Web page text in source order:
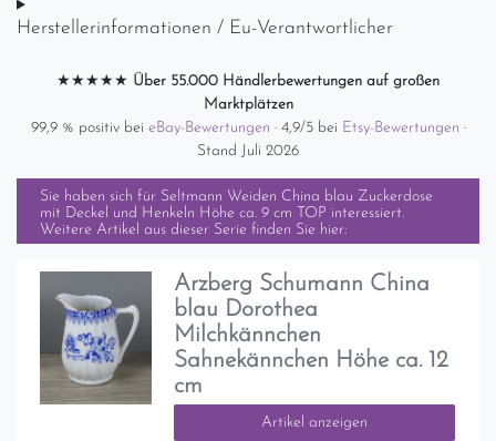
Herstellerinformationen / Eu-Verantwortlicher
★★★★★ Über 55.000 Händlerbewertungen auf großen
Marktplätzen
99,9 % positiv bei eBay-Bewertungen · 4,9/5 bei Etsy-Bewertungen ·
Stand Juli 2026
Sie haben sich für Seltmann Weiden China blau Zuckerdose
mit Deckel und Henkeln Höhe ca. 9 cm TOP interessiert.
Weitere Artikel aus dieser Serie finden Sie hier:
Arzberg Schumann China
blau Dorothea
Milchkännchen
Sahnekännchen Höhe ca. 12
cm
Artikel anzeigen